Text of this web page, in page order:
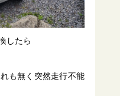
したら
も無く突然走行不能